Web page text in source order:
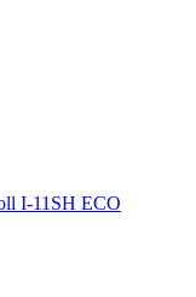
I-11SH ECO